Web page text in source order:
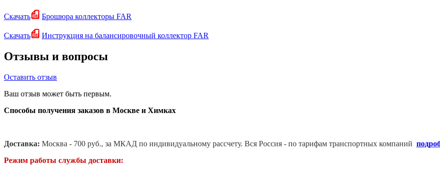
Скачать Брошюра коллекторы FAR
Скачать Инструкция на балансировочный коллектор FAR
Отзывы и вопросы
Оставить отзыв
Ваш отзыв может быть первым.
Способы получения заказов в Москве и Химках
Доставка: Москва - 700 руб., за МКАД по индивидуальному рассчету. Вся Россия - по тарифам транспортных компаний
Режим работы службы доставки: